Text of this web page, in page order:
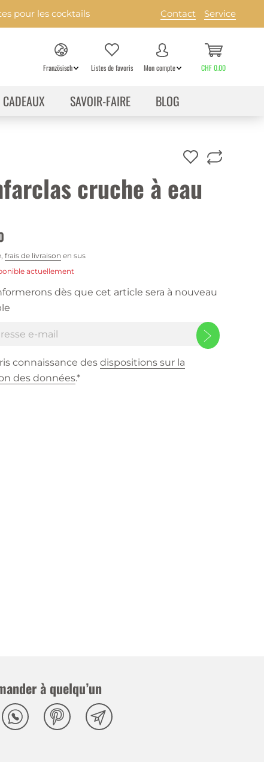
pour les cocktails Contact Service
Französisch Listes de favoris Mon compte CHF 0.00
CADEAUX SAVOIR-FAIRE BLOG
cruche à eau
frais de livraison en sus
actuellement
dès que cet article sera à nouveau
connaissance des dispositions sur la
des données.*
à quelqu’un